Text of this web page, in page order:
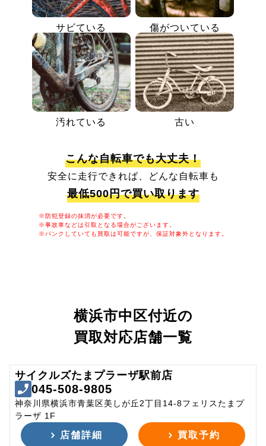
サビている 傷がついている
汚れている 古い
こんな自転車でも大丈夫！
安全に走行できれば、どんな自転車も
最低500円で買い取ります
※防犯登録の抹消が必要です。
※事故車などは引取となる場合がございます。
※パンクしていても買取は可能ですが、保証対象外となります。
横浜市中区付近の
買取対応店舗一覧
サイクルズたまプラーザ駅前店
045-508-9805
神奈川県横浜市青葉区美しが丘2丁目14-8フェリスたまプ
ラーザ 1F
店舗詳細 買取予約